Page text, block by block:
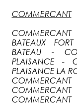
COMMERCANT
BATEAUX
BATEAU -
PLAISANCE -
PLAISANCE LA
COMMERCANT